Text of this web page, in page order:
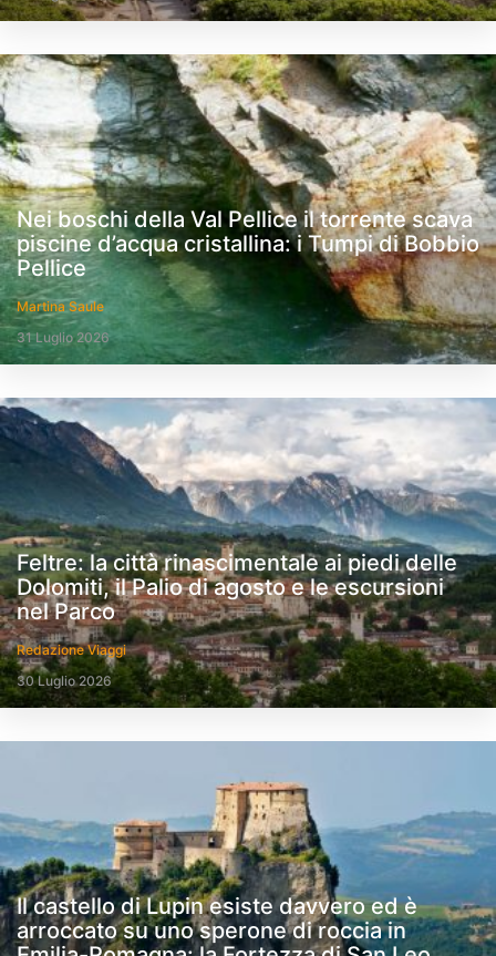
Nei boschi della Val Pellice il torrente scava
piscine d’acqua cristallina: i Tumpi di Bobbio
Pellice
Martina Saule
31 Luglio 2026
Feltre: la città rinascimentale ai piedi delle
Dolomiti, il Palio di agosto e le escursioni
nel Parco
Redazione Viaggi
30 Luglio 2026
Il castello di Lupin esiste davvero ed è
arroccato su uno sperone di roccia in